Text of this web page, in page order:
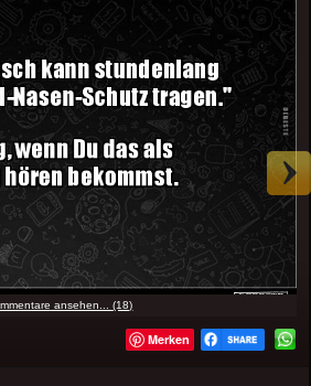
ansehen... (18)
Merken